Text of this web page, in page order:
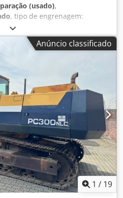
são não vinculativas.
e transmissão, bem como
as informações sobre cor,
etc. dos veículos
Sujeito a erros de digitação,
(usado),
, tipo de engrenagem:
de eixo:2 eixos, número de
, horas de funcionamento:
rodas Komatsu WA270-3 Ano
Mais informações na
Akqea
Anúncio classificado
1 / 19